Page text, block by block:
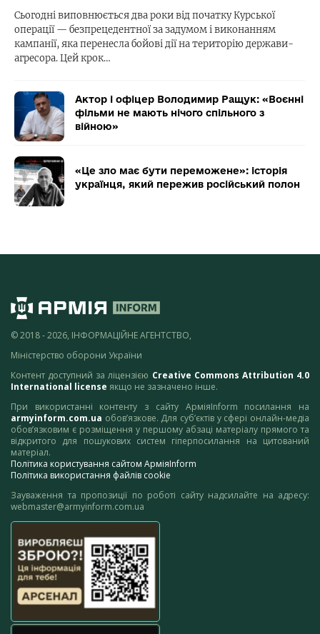
Сьогодні виповнюється два роки від початку Курської
операції — безпрецедентної за задумом і виконанням
кампанії, яка перенесла бойові дії на територію держави-
агресора. Цей крок…
Актор і офіцер Володимир Ращук: «Воєнні
фільми не мають нічого спільного з
війною»
«Це зло має бути переможене»: історія
українця, який пережив російський полон
© 2018 - 2026, ІНФОРМАЦІЙНЕ АГЕНТСТВО,
Міністерство оборони України
Контент доступний за ліцензією Creative Commons Attribution 4.0
International license якщо не зазначено інше.
При використанні контенту з сайту АрміяInform посилання на
armyinform.com.ua обов’язкове. Для суб’єктів у сфері онлайн-медіа
обов’язковим є розміщення у першому абзаці матеріалу прямого та
відкритого для пошукових систем гіперпосилання на цитований
матеріал.
Політика користування сайтом АрміяInform
Політика використання файлів cookie
Зауваження та пропозиції по роботі сайту надсилайте на адресу:
webmaster@armyinform.com.ua